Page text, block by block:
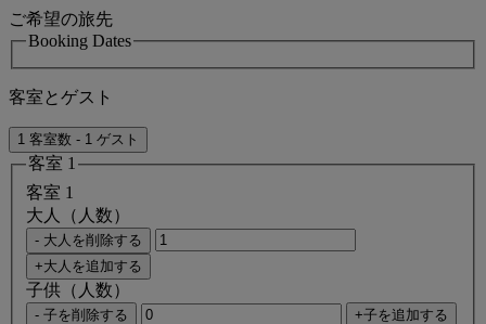
ご希望の旅先
Booking Dates
客室とゲスト
1 客室数 - 1 ゲスト
客室 1
客室 1
大人（人数）
- 大人を削除する
+大人を追加する
子供（人数）
- 子を削除する +子を追加する